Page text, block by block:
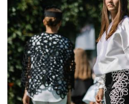
Global Destination
Fashion Channel
элиту мирового туризма
торжественной